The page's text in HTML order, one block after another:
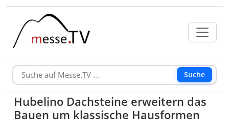
Suche
Hubelino Dachsteine erweitern das
Bauen um klassische Hausformen